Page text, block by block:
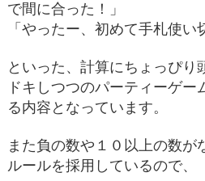
で間に合った！」
「やったー、初めて手札使い
といった、計算にちょっぴり
ドキしつつのパーティーゲ
る内容となっています。
また負の数や１０以上の数が
ルールを採用しているので、